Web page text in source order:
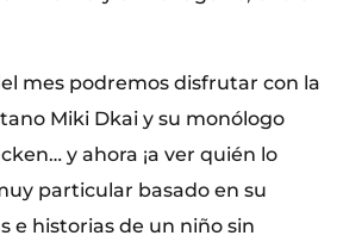
mes podremos disfrutar con la
Miki Dkai y su monólogo
y ahora ¡a ver quién lo
particular basado en su
e historias de un niño sin